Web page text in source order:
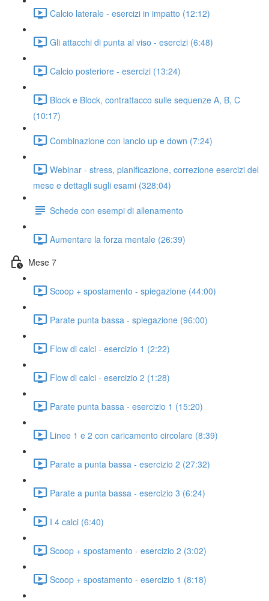
Calcio laterale - esercizi in impatto (12:12)
Gli attacchi di punta al viso - esercizi (6:48)
Calcio posteriore - esercizi (13:24)
Block e Block, contrattacco sulle sequenze A, B, C
(10:17)
Combinazione con lancio up e down (7:24)
Webinar - stress, pianificazione, correzione esercizi del
mese e dettagli sugli esami (328:04)
Schede con esempi di allenamento
Aumentare la forza mentale (26:39)
Mese 7
Scoop + spostamento - spiegazione (44:00)
Parate punta bassa - spiegazione (96:00)
Flow di calci - esercizio 1 (2:22)
Flow di calci - esercizio 2 (1:28)
Parate punta bassa - esercizio 1 (15:20)
Linee 1 e 2 con caricamento circolare (8:39)
Parate a punta bassa - esercizio 2 (27:32)
Parate a punta bassa - esercizio 3 (6:24)
I 4 calci (6:40)
Scoop + spostamento - esercizio 2 (3:02)
Scoop + spostamento - esercizio 1 (8:18)